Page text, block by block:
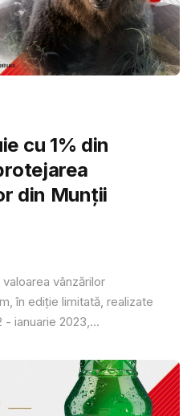
cu 1% din
din Munții
vânzărilor
în ediție limitată, realizate
- ianuarie 2023,...